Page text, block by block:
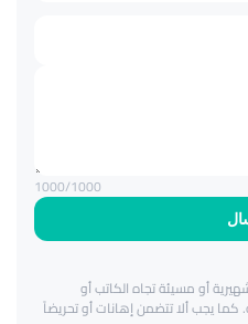
1000/1000
أو مسيئة تجاه الكاتب أو
كما يجب ألا تتضمن إهانات أو تحريضاً